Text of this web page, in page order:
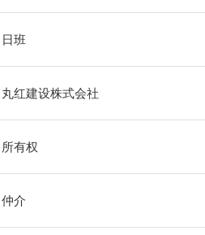
日班
丸红建设株式会社
所有权
仲介